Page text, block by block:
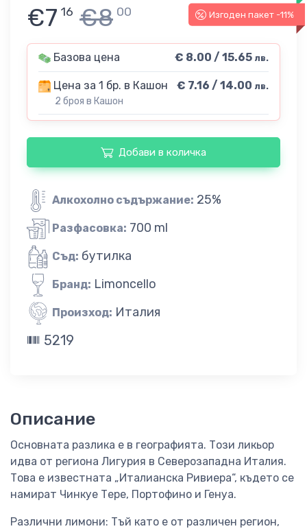
Изгоден пакет -11%
€7 16 €8 00
Базова цена € 8.00 / 15.65 лв.
Цена за 1 бр. в Кашон
2 броя в Кашон
€ 7.16 / 14.00 лв.
Добави в количка
Алкохолно съдържание: 25%
Разфасовка: 700 ml
Съд: бутилка
Бранд: Limoncello
Произход: Италия
5219
Описание
Основната разлика е в географията. Този ликьор
идва от региона Лигурия в Северозападна Италия.
Това е известната „Италианска Ривиера“, където се
намират Чинкуе Тере, Портофино и Генуа.
Различни лимони: Тъй като е от различен регион,